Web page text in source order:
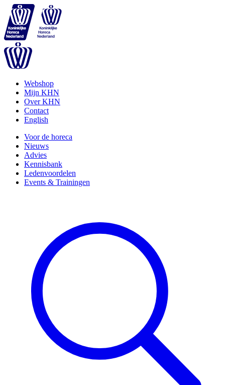
Webshop
Mijn KHN
Over KHN
Contact
English
Voor de horeca
Nieuws
Advies
Kennisbank
Ledenvoordelen
Events & Trainingen